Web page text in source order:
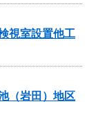
視室設置他工
（岩田）地区